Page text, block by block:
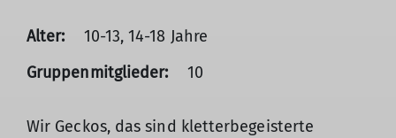
Alter:
10-13, 14-18 Jahre
Gruppenmitglieder:
10
Wir Geckos, das sind kletterbegeisterte